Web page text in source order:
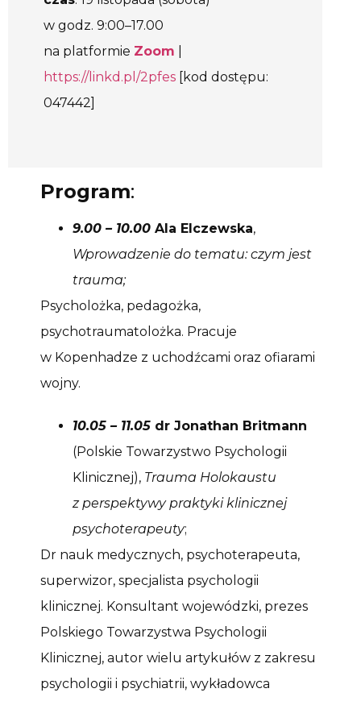
w godz. 9:00–17.00
na platformie Zoom
https://linkd.pl/2pfes [kod dostępu:
047442]
Program:
9.00 – 10.00 Ala Elczewska,
Wprowadzenie do tematu: czym jest
trauma;
Psycholożka, pedagożka,
psychotraumatolożka. Pracuje
w Kopenhadze z uchodźcami oraz ofiarami
wojny.
10.05 – 11.05 dr Jonathan Britmann
(Polskie Towarzystwo Psychologii
Klinicznej), Trauma Holokaustu
z perspektywy praktyki klinicznej
psychoterapeuty;
Dr nauk medycznych, psychoterapeuta,
superwizor, specjalista psychologii
klinicznej. Konsultant wojewódzki, prezes
Polskiego Towarzystwa Psychologii
Klinicznej, autor wielu artykułów z zakresu
psychologii i psychiatrii, wykładowca